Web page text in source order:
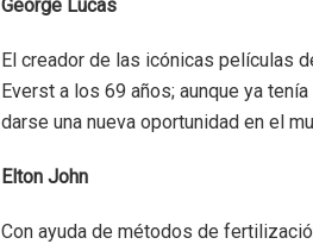
George Lucas
El creador de las icónicas películas
Everst a los 69 años; aunque ya
darse una nueva oportunidad en el
Elton John
Con ayuda de métodos de